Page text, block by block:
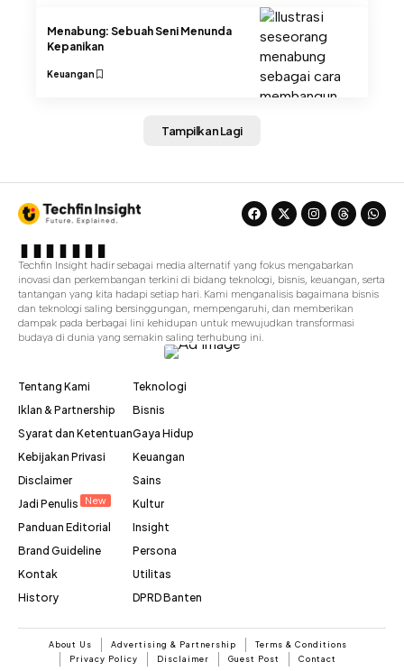
Menabung: Sebuah Seni Menunda
Kepanikan
Keuangan
Tampilkan Lagi
Techfin Insight hadir sebagai media alternatif yang fokus mengabarkan
inovasi dan perkembangan terkini di bidang teknologi, bisnis, keuangan, serta
tantangan yang kita hadapi setiap hari. Kami menganalisis bagaimana bisnis
dan teknologi saling bersinggungan, mempengaruhi, dan memberikan
dampak pada berbagai lini kehidupan untuk mewujudkan transformasi
budaya di dunia yang semakin saling terhubung ini.
Tentang Kami
Iklan & Partnership
Syarat dan Ketentuan
Kebijakan Privasi
Disclaimer
Jadi Penulis
New
Panduan Editorial
Brand Guideline
Kontak
History
Teknologi
Bisnis
Gaya Hidup
Keuangan
Sains
Kultur
Insight
Persona
Utilitas
DPRD Banten
About Us Advertising & Partnership
Terms & Conditions
Privacy Policy
Disclaimer Guest Post Contact